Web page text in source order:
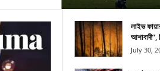
লাইভ
আশাবাদী”,
July 30,